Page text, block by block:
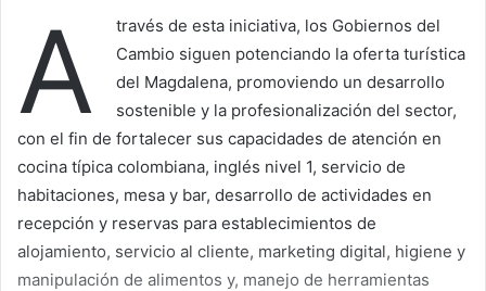
A
través de esta iniciativa, los Gobiernos del
Cambio siguen potenciando la oferta turística
del Magdalena, promoviendo un desarrollo
sostenible y la profesionalización del sector,
con el fin de fortalecer sus capacidades de atención en
cocina típica colombiana, inglés nivel 1, servicio de
habitaciones, mesa y bar, desarrollo de actividades en
recepción y reservas para establecimientos de
alojamiento, servicio al cliente, marketing digital, higiene y
manipulación de alimentos y, manejo de herramientas